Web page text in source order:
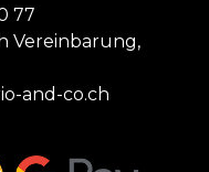
77
Vereinbarung,
and-co.ch